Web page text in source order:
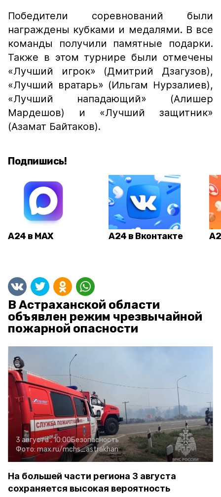
Победители соревнований были
награждены кубками и медалями. В все
команды получили памятные подарки.
Также в этом турнире были отмечены
«Лучший игрок» (Дмитрий Дзагузов),
«Лучший вратарь» (Ильгам Нурзалиев),
«Лучший нападающий» (Алишер
Мардешов) и «Лучший защитник»
(Азамат Байтаков).
Подпишись!
А24 в MAX А24 в Вконтакте
В Астраханской области
объявлен режим чрезвычайной
пожарной опасности
3 августа , 10:00Безопасность
Фото: max.ru/mchs_astrakhan
На большей части региона 3 августа
сохраняется высокая вероятность